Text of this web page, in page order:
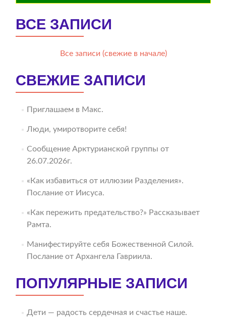
ВСЕ ЗАПИСИ
Все записи (свежие в начале)
СВЕЖИЕ ЗАПИСИ
Приглашаем в Макс.
Люди, умиротворите себя!
Сообщение Арктурианской группы от
26.07.2026г.
«Как избавиться от иллюзии Разделения».
Послание от Иисуса.
«Как пережить предательство?» Рассказывает
Рамта.
Манифестируйте себя Божественной Силой.
Послание от Архангела Гавриила.
ПОПУЛЯРНЫЕ ЗАПИСИ
Дети — радость сердечная и счастье наше.